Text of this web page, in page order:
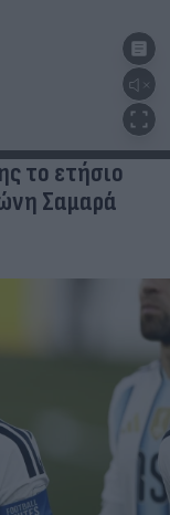
το ετήσιο
Σαμαρά